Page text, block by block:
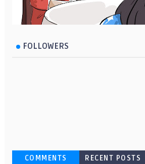
FOLLOWERS
COMMENTS RECENT POSTS